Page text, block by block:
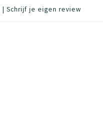
| Schrijf je eigen review